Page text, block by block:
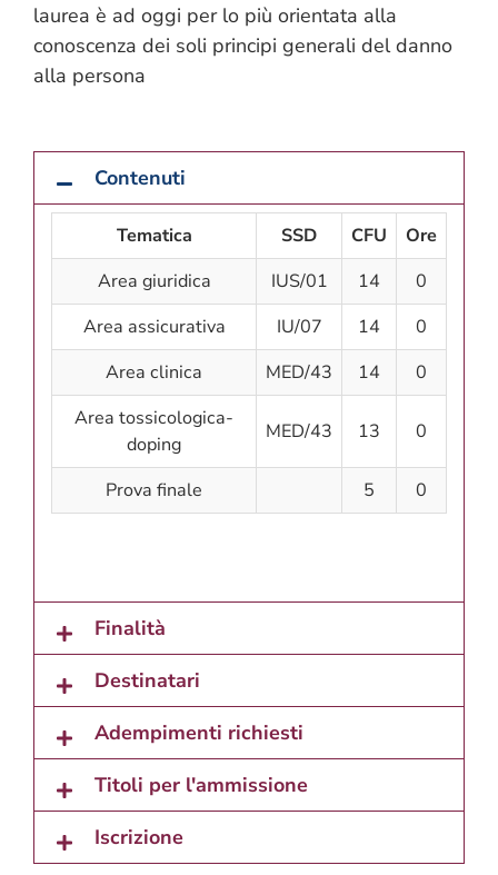
laurea è ad oggi per lo più orientata alla
conoscenza dei soli principi generali del danno
alla persona
Contenuti
Tematica SSD CFU
Ore
Area giuridica
IUS/01 14
0
Area assicurativa
IU/07 14
0
Area clinica
MED/43 14
0
Area tossicologica-
doping
MED/43 13 0
Prova finale 5 0
Finalità
Destinatari
Adempimenti richiesti
Titoli per l'ammissione
Iscrizione